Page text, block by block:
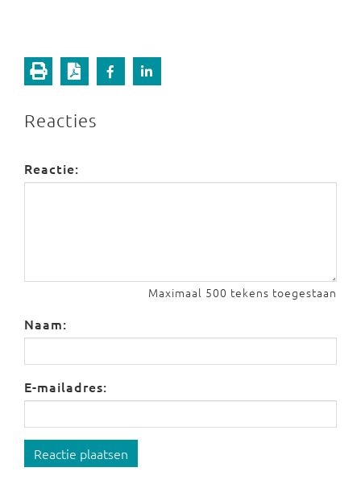
Reacties
Reactie:
Maximaal 500 tekens toegestaan
Naam:
E-mailadres:
Reactie plaatsen